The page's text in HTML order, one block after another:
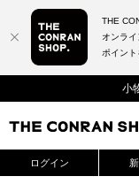
小
ログイン
THE
オンラ
ポイン